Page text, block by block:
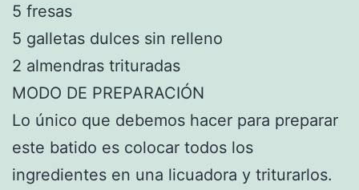
5 fresas
5 galletas dulces sin relleno
2 almendras trituradas
MODO DE PREPARACIÓN
Lo único que debemos hacer para preparar
este batido es colocar todos los
ingredientes en una licuadora y triturarlos.